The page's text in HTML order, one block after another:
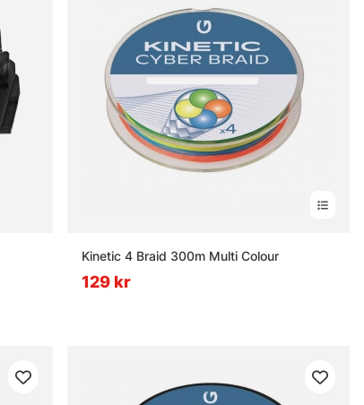
Kinetic 4 Braid 300m Multi Colour
129 kr